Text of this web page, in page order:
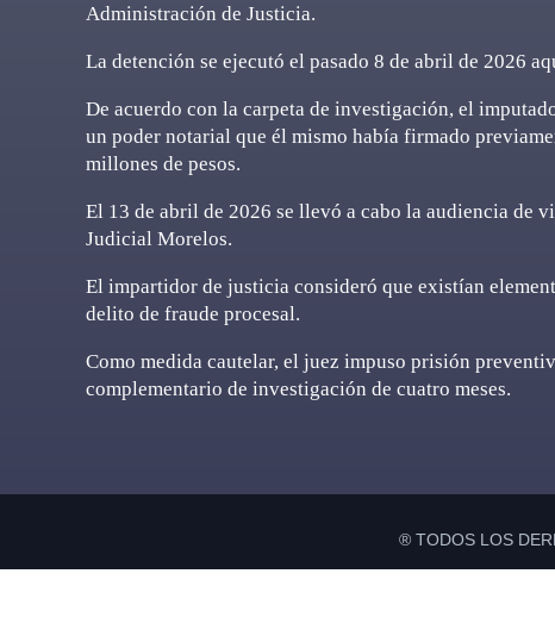
Administración de Justicia.
La detención se ejecutó el pasado 8 de abril de 2026
De acuerdo con la carpeta de investigación, el
un poder notarial que él mismo había firmado
millones de pesos.
El 13 de abril de 2026 se llevó a cabo la audiencia de
Judicial Morelos.
El impartidor de justicia consideró que existían
delito de fraude procesal.
Como medida cautelar, el juez impuso prisión
complementario de investigación de cuatro meses.
® TODOS LOS